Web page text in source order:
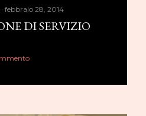
febbraio 28, 2014
DI SERVIZIO